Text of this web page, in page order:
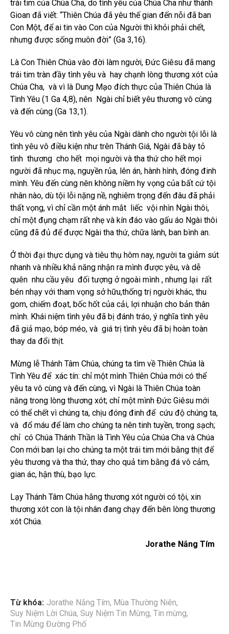
trái tim của Chúa Cha, do tình yêu của Chúa Cha như thánh
Gioan đã viết: “Thiên Chúa đã yêu thế gian đến nỗi đã ban
Con Một, để ai tin vào Con của Người thì khỏi phải chết,
nhưng được sống muôn đời” (Ga 3,16).
Là Con Thiên Chúa vào đời làm người, Đức Giêsu đã mang
trái tim tràn đầy tình yêu và hay chạnh lòng thương xót của
Chúa Cha, và vì là Dung Mạo đích thực của Thiên Chúa là
Tình Yêu (1 Ga 4,8), nên Ngài chỉ biết yêu thương vô cùng
và đến cùng (Ga 13,1).
Yêu vô cùng nên tình yêu của Ngài dành cho người tội lỗi là
tình yêu vô điều kiện như trên Thánh Giá, Ngài đã bày tỏ
tình thương cho hết mọi người và tha thứ cho hết mọi
người đã nhục mạ, nguyền rủa, lên án, hành hình, đóng đinh
mình. Yêu đến cùng nên không niềm hy vọng của bất cứ tội
nhân nào, dù tội lỗi nặng nề, nghiêm trọng đến đâu đã phải
thất vọng, vì chỉ cần một ánh mắt liếc vội nhìn Ngài thôi,
chỉ một đụng chạm rất nhẹ và kín đáo vào gấu áo Ngài thôi
cũng đã đủ để được Ngài tha thứ, chữa lành, ban bình an.
Ở thời đại thực dụng và tiêu thụ hôm nay, người ta giảm sút
nhanh và nhiều khả năng nhận ra mình được yêu, và dễ
quên nhu cầu yêu đối tượng ở ngoài mình , nhưng lại rất
bén nhạy với tham vọng sở hữu,thống trị người khác, thu
gom, chiếm đoạt, bốc hốt của cải, lợi nhuận cho bản thân
mình. Khái niệm tình yêu đã bị đánh tráo, ý nghĩa tình yêu
đã giả mạo, bóp méo, và giá trị tình yêu đã bị hoàn toàn
thay da đổi thịt.
Mừng lễ Thánh Tâm Chúa, chúng ta tìm về Thiên Chúa là
Tình Yêu để xác tín: chỉ một mình Thiên Chúa mới có thể
yêu ta vô cùng và đến cùng, vì Ngài là Thiên Chúa toàn
năng trong lòng thương xót; chỉ một mình Đức Giêsu mới
có thể chết vì chúng ta, chịu đóng đinh để cứu độ chúng ta,
và đổ máu để làm cho chúng ta nên tinh tuyền, trong sạch;
chỉ có Chúa Thánh Thần là Tình Yêu của Chúa Cha và Chúa
Con mới ban lại cho chúng ta một trái tim mới bằng thịt để
yêu thương và tha thứ, thay cho quả tim bằng đá vô cảm,
gian ác, hận thù, bạo lực.
Lạy Thánh Tâm Chúa hằng thương xót người có tội, xin
thương xót con là tội nhân đang chạy đến bên lòng thương
xót Chúa.
Jorathe Nắng Tím
Từ khóa: Jorathe Nắng Tím, Mùa Thường Niên,
Suy Niệm Lời Chúa, Suy Niệm Tin Mừng, Tin mừng,
Tin Mừng Đường Phố